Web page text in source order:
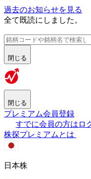
過去のお知らせを見る
全て既読にしました。
閉じる
閉じる
プレミアム会員登録
すでに会員の方はロ
株探プレミアムとは
日本株